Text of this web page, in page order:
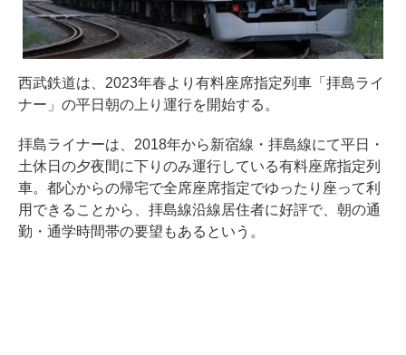
西武鉄道は、2023年春より有料座席指定列車「拝島ライ
ナー」の平日朝の上り運行を開始する。
拝島ライナーは、2018年から新宿線・拝島線にて平日・
土休日の夕夜間に下りのみ運行している有料座席指定列
車。都心からの帰宅で全席座席指定でゆったり座って利
用できることから、拝島線沿線居住者に好評で、朝の通
勤・通学時間帯の要望もあるという。